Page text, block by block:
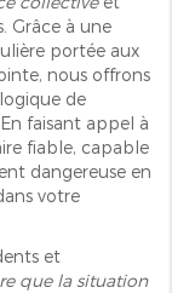
Grâce à une
portée aux
nous offrons
de
faisant appel à
fiable, capable
dangereuse en
votre
et
que la situation